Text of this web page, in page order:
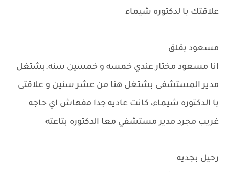
علاقتك با لدكتوره شيماء
مسعود بقلق
انا مسعود مختار عندي خمسه و خمسين سنه.بشتغل
مدير المستشفى بشتغل هنا من عشر سنين و علاقتى
با الدكتوره شيماء، كانت عاديه جدا مفهاش اي حاجه
غريب مجرد مدير مستشفي معا الدكتوره بتاعته
رحيل بجديه